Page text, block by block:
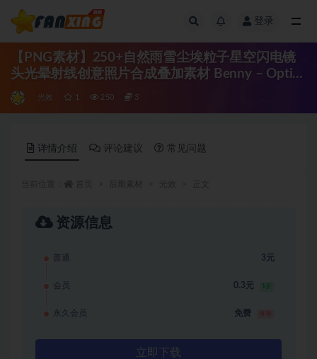
登录
【PNG素材】250+自然雨雪尘埃粒子星空闪电镜
头光晕射线创意照片合成叠加素材 Benny – Optics
Plus Library
光效 1 250 3
详情介绍 评论建议 常见问题
资源信息
普通 3元
会员 0.3元 1折
永久会员 免费
立即下载